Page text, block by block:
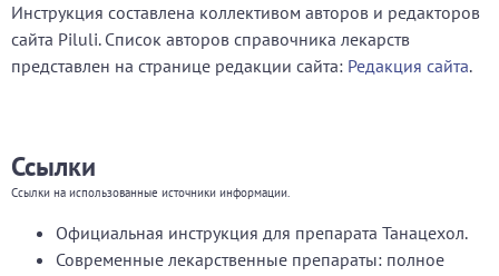
Инструкция составлена коллективом авторов и редакторов
сайта Piluli. Список авторов справочника лекарств
представлен на странице редакции сайта: Редакция сайта.
Ссылки
Ссылки на использованные источники информации.
Официальная инструкция для препарата Танацехол.
Современные лекарственные препараты: полное